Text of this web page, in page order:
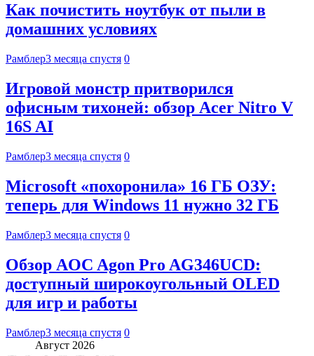
Как почистить ноутбук от пыли в
домашних условиях
Рамблер3 месяца спустя 0
Игровой монстр притворился
офисным тихоней: обзор Acer Nitro V
16S AI
Рамблер3 месяца спустя 0
Microsoft «похоронила» 16 ГБ ОЗУ:
теперь для Windows 11 нужно 32 ГБ
Рамблер3 месяца спустя 0
Обзор AOC Agon Pro AG346UCD:
доступный широкоугольный OLED
для игр и работы
Рамблер3 месяца спустя 0
Август 2026